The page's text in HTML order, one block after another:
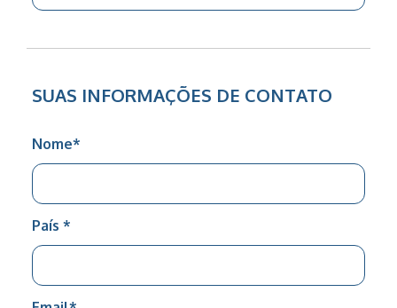
SUAS INFORMAÇÕES DE CONTATO
Nome*
País *